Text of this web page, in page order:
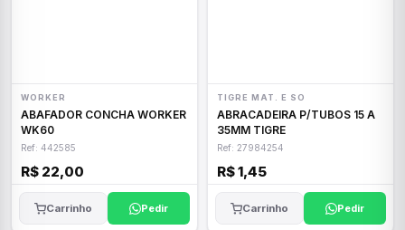
WORKER
ABAFADOR CONCHA WORKER
WK60
Ref: 442585
R$ 22,00
Carrinho Pedir
TIGRE MAT. E SO
ABRACADEIRA P/TUBOS 15 A
35MM TIGRE
Ref: 27984254
R$ 1,45
Carrinho Pedir